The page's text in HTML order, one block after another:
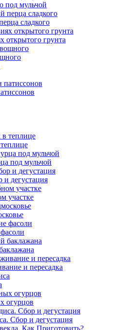
под мульчой
сладкого
открытого грунта
под мульчой
и дегустация
участке
и пересадка
огурцов
Сбор и дегустация